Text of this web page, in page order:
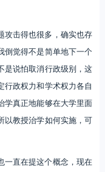
击得也很多，确实也存
倒觉得不是简单地下一个
是说怕取消行政级别，这
行政权力和学术权力各自
学真正地能够在大学里面
以教授治学如何实施，可
直在提这个概念，现在